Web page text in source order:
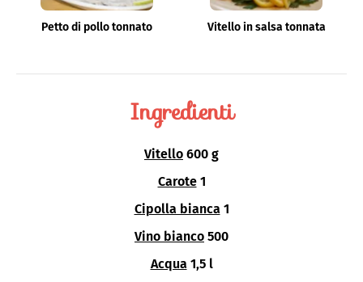
Petto di pollo tonnato Vitello in salsa tonnata
Ingredienti
Vitello 600 g
Carote 1
Cipolla bianca 1
Vino bianco 500
Acqua 1,5 l